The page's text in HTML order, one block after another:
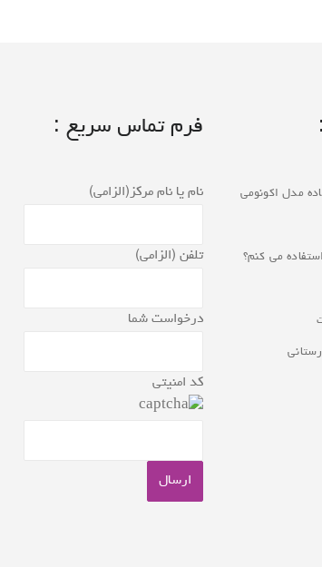
مدل اکونومی
می کنم؟
فرم تماس سریع :
نام یا نام مرکز(الزامی)
تلفن (الزامی)
درخواست شما
کد امنیتی